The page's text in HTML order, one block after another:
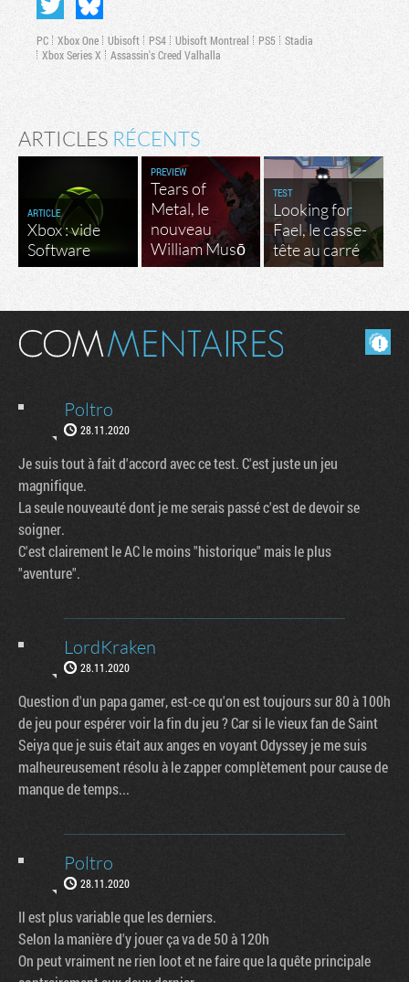
PC Xbox One Ubisoft PS4 Ubisoft Montreal PS5
Stadia
Xbox Series X
Assassin's Creed Valhalla
ARTICLES RÉCENTS
ARTICLE
Xbox : vide
Software
PREVIEW
Tears of
Metal, le
nouveau
William Musō
TEST
Looking for
Fael, le casse-
tête au carré
Masquer les commentaires lus.
Poltro
28.11.2020
Je suis tout à fait d'accord avec ce test. C'est juste un jeu
magnifique.
La seule nouveauté dont je me serais passé c'est de devoir se
soigner.
C'est clairement le AC le moins "historique" mais le plus
"aventure".
LordKraken
28.11.2020
Question d'un papa gamer, est-ce qu'on est toujours sur 80 à 100h
de jeu pour espérer voir la fin du jeu ? Car si le vieux fan de Saint
Seiya que je suis était aux anges en voyant Odyssey je me suis
malheureusement résolu à le zapper complètement pour cause de
manque de temps...
Poltro
28.11.2020
Il est plus variable que les derniers.
Selon la manière d'y jouer ça va de 50 à 120h
On peut vraiment ne rien loot et ne faire que la quête principale